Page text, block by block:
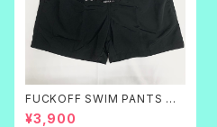
FUCKOFF SWIM PANTS 黒
刺繍
¥3,900